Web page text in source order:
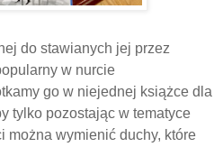
do stawianych jej przez
w nurcie
go w niejednej książce dla
tylko pozostając w tematyce
można wymienić duchy, które